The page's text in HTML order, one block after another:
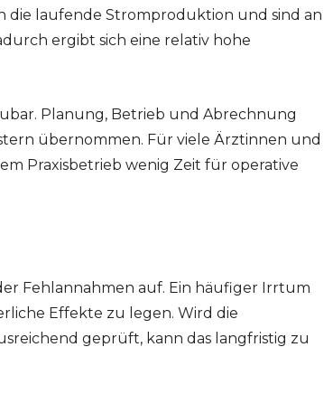
laufende Stromproduktion und sind an
ergibt sich eine relativ hohe
Planung, Betrieb und Abrechnung
übernommen. Für viele Ärztinnen und
Praxisbetrieb wenig Zeit für operative
Fehlannahmen auf. Ein häufiger Irrtum
Effekte zu legen. Wird die
geprüft, kann das langfristig zu